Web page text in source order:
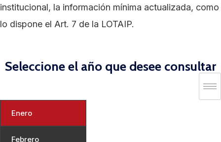
institucional, la información mínima actualizada, como
lo dispone el Art. 7 de la LOTAIP.
Seleccione el año que desee consultar
Enero
Febrero